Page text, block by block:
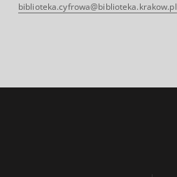
biblioteka.cyfrowa@biblioteka.krakow.pl